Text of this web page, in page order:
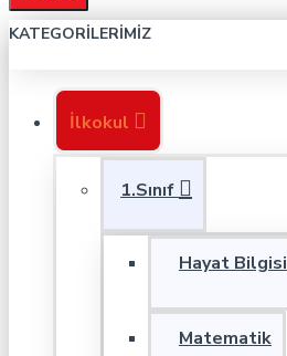
KATEGORILERIMIZ
İlkokul
1.Sınıf
Hayat Bilgisi
Matematik